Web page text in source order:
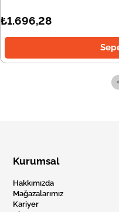
₺1.696,28
Kurumsal
Hakkımızda
Mağazalarımız
Kariyer